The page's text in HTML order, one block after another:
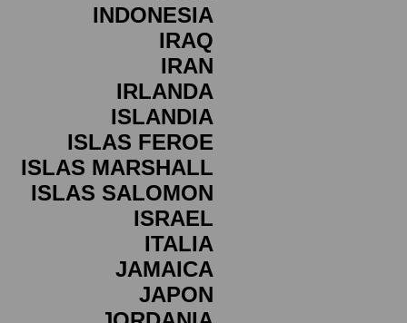
INDONESIA
IRAQ
IRAN
IRLANDA
ISLANDIA
ISLAS FEROE
ISLAS MARSHALL
ISLAS SALOMON
ISRAEL
ITALIA
JAMAICA
JAPON